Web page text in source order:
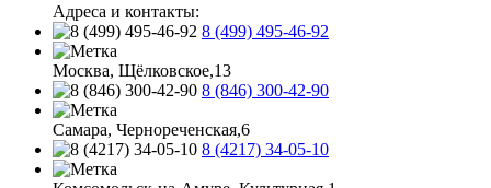
Адреса и контакты:
8 (499) 495-46-92
Москва, Щёлковское,13
8 (846) 300-42-90
Самара, Чернореченская,6
8 (4217) 34-05-10